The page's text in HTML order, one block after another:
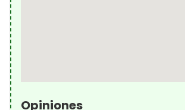
Opiniones